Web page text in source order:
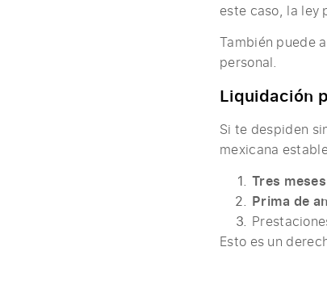
este caso, la ley
También puede
personal.
Liquidación
Si te despiden
mexicana
Tres
Prima de
Esto es un